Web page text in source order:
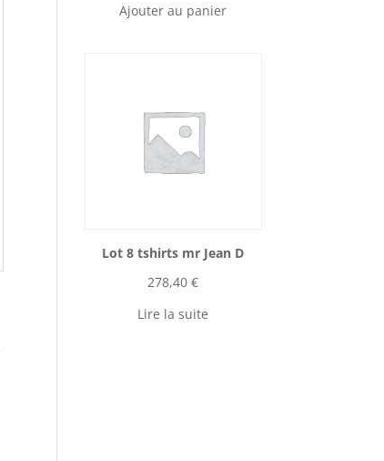
Ajouter au panier
Lot 8 tshirts mr Jean D
278,40€
Lire la suite